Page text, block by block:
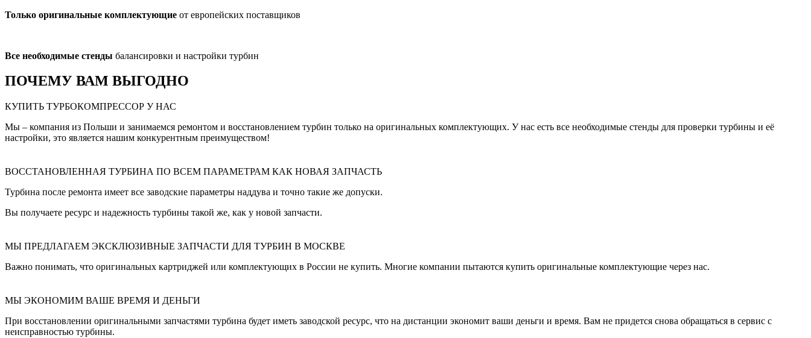
Только оригинальные комплектующие от европейских поставщиков
Все необходимые стенды балансировки и настройки турбин
ПОЧЕМУ ВАМ ВЫГОДНО
КУПИТЬ ТУРБОКОМПРЕССОР У НАС
Мы – компания из Польши и занимаемся ремонтом и восстановлением турбин только на оригинальных комплектующих. У нас есть все необходимые стенды для проверки турбины и её
настройки, это является нашим конкурентным преимуществом!
ВОССТАНОВЛЕННАЯ ТУРБИНА ПО ВСЕМ ПАРАМЕТРАМ КАК НОВАЯ ЗАПЧАСТЬ
Турбина после ремонта имеет все заводские параметры наддува и точно такие же допуски.
Вы получаете ресурс и надежность турбины такой же, как у новой запчасти.
МЫ ПРЕДЛАГАЕМ ЭКСКЛЮЗИВНЫЕ ЗАПЧАСТИ ДЛЯ ТУРБИН В МОСКВЕ
Важно понимать, что оригинальных картриджей или комплектующих в России не купить. Многие компании пытаются купить оригинальные комплектующие через нас.
МЫ ЭКОНОМИМ ВАШЕ ВРЕМЯ И ДЕНЬГИ
При восстановлении оригинальными запчастями турбина будет иметь заводской ресурс, что на дистанции экономит ваши деньги и время. Вам не придется снова обращаться в сервис с
неисправностью турбины.